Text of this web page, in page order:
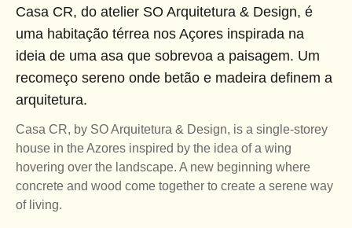
Casa CR, do atelier SO Arquitetura & Design, é
uma habitação térrea nos Açores inspirada na
ideia de uma asa que sobrevoa a paisagem. Um
recomeço sereno onde betão e madeira definem a
arquitetura.
Casa CR, by SO Arquitetura & Design, is a single-storey
house in the Azores inspired by the idea of a wing
hovering over the landscape. A new beginning where
concrete and wood come together to create a serene way
of living.